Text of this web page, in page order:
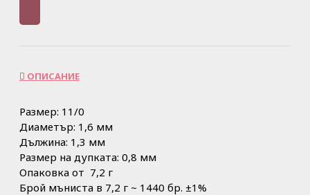
ОПИСАНИЕ
Размер: 11/0
Диаметър: 1,6 мм
Дължина: 1,3 мм
Размер на дупката: 0,8 мм
Опаковка от 7,2 г
Брой мъниста в 7,2 г ~ 1440 бр. ±1%